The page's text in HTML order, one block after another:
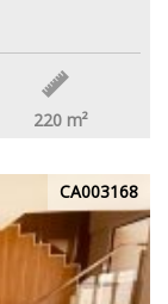
220 m²
CA003168